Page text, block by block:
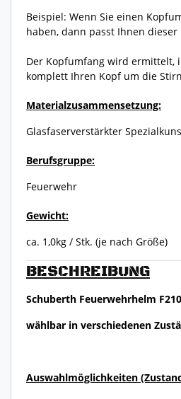
BESCHREIBUNG
Schuberth Feuerwehrhelm
wählbar in verschiedenen
Auswahlmöglichkeiten
Beispiel: Wenn Sie einen
haben, dann passt Ihnen dieser
Der Kopfumfang wird ermittelt,
komplett Ihren Kopf um die
Materialzusammensetzung:
Glasfaserverstärkter
Berufsgruppe:
Feuerwehr
Gewicht:
ca. 1,0kg / Stk. (je nach Größe)